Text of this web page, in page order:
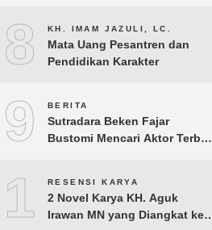
8 KH. IMAM JAZULI, LC.
Mata Uang Pesantren dan
Pendidikan Karakter
9 BERITA
Sutradara Beken Fajar
Bustomi Mencari Aktor Terbaik
KH. Hasyim Asy’ari karya KH.
Aguk Irawan MN
10RESENSI KARYA
2 Novel Karya KH. Aguk
Irawan MN yang Diangkat ke